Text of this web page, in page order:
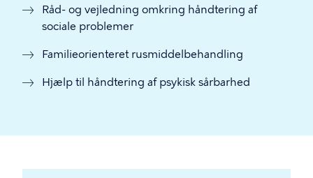
Råd- og vejledning omkring håndtering af
sociale problemer
Familieorienteret rusmiddelbehandling
Hjælp til håndtering af psykisk sårbarhed